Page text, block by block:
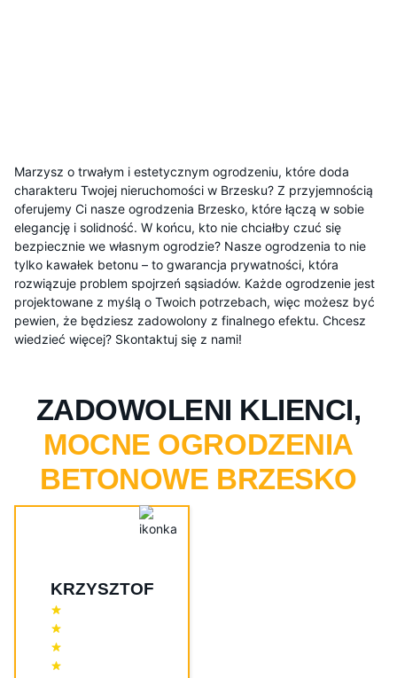
Marzysz o trwałym i estetycznym ogrodzeniu, które doda
charakteru Twojej nieruchomości w Brzesku? Z przyjemnością
oferujemy Ci nasze ogrodzenia Brzesko, które łączą w sobie
elegancję i solidność. W końcu, kto nie chciałby czuć się
bezpiecznie we własnym ogrodzie? Nasze ogrodzenia to nie
tylko kawałek betonu – to gwarancja prywatności, która
rozwiązuje problem spojrzeń sąsiadów. Każde ogrodzenie jest
projektowane z myślą o Twoich potrzebach, więc możesz być
pewien, że będziesz zadowolony z finalnego efektu. Chcesz
wiedzieć więcej? Skontaktuj się z nami!
ZADOWOLENI KLIENCI,
MOCNE OGRODZENIA
BETONOWE BRZESKO
KRZYSZTOF